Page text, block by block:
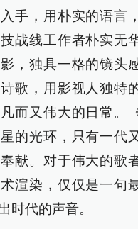
手，用朴实的语言
战线工作者朴实无
，独具一格的镜头
歌，用影视人独特
而又伟大的日常。
的光环，只有一代
献。对于伟大的歌
渲染，仅仅是一句
时代的声音。